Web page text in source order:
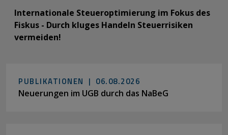
Internationale Steueroptimierung im Fokus des
Fiskus - Durch kluges Handeln Steuerrisiken
vermeiden!
PUBLIKATIONEN | 06.08.2026
Neuerungen im UGB durch das NaBeG